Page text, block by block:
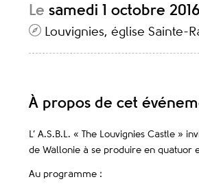
Le samedi 1 octobre 2016
Louvignies, église Sainte-
À propos de cet
L’ A.S.B.L. « The Louvignies Castle »
de Wallonie à se produire en quatuor
Au programme :